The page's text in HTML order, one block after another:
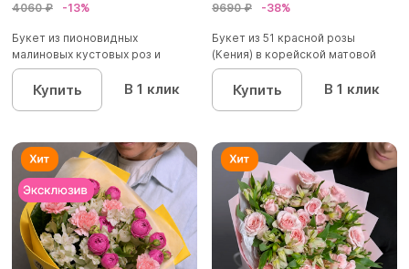
4060 ₽ -13%
Букет из пионовидных
малиновых кустовых роз и
альстроме...
Купить В 1 клик
9690 ₽ -38%
Букет из 51 красной розы
(Кения) в корейской матовой
уп...
Купить В 1 клик